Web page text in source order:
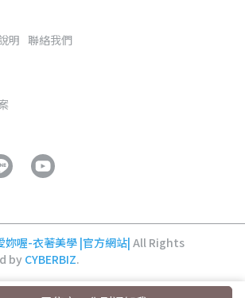
明 聯絡我們
妳喔-衣著美學 |官方網站| All Rights
by CYBERBIZ.